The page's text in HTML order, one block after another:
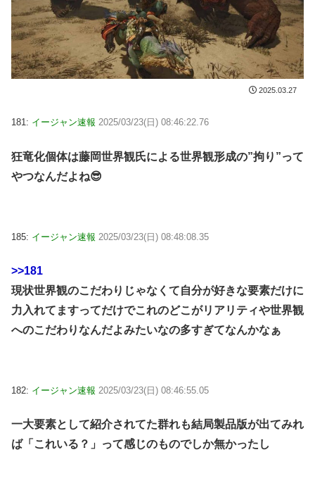
2025.03.27
181: イージャン速報 2025/03/23(日) 08:46:22.76
狂竜化個体は藤岡世界観氏による世界観形成の”拘り”って
やつなんだよね😎
185: イージャン速報 2025/03/23(日) 08:48:08.35
>>181
現状世界観のこだわりじゃなくて自分が好きな要素だけに
力入れてますってだけでこれのどこがリアリティや世界観
へのこだわりなんだよみたいなの多すぎてなんかなぁ
182: イージャン速報 2025/03/23(日) 08:46:55.05
一大要素として紹介されてた群れも結局製品版が出てみれ
ば「これいる？」って感じのものでしか無かったし